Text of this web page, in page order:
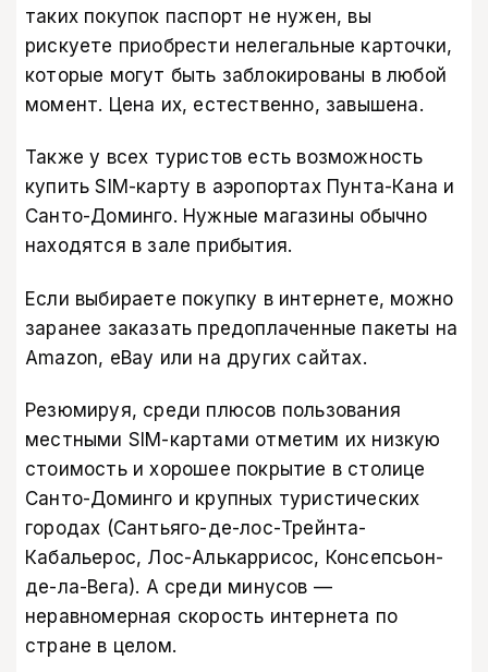
таких покупок паспорт не нужен, вы
рискуете приобрести нелегальные карточки,
которые могут быть заблокированы в любой
момент. Цена их, естественно, завышена.
Также у всех туристов есть возможность
купить SIM-карту в аэропортах Пунта-Кана и
Санто-Доминго. Нужные магазины обычно
находятся в зале прибытия.
Если выбираете покупку в интернете, можно
заранее заказать предоплаченные пакеты на
Amazon, eBay или на других сайтах.
Резюмируя, среди плюсов пользования
местными SIM-картами отметим их низкую
стоимость и хорошее покрытие в столице
Санто-Доминго и крупных туристических
городах (Сантьяго-де-лос-Трейнта-
Кабальерос, Лос-Алькаррисос, Консепсьон-
де-ла-Вега). А среди минусов —
неравномерная скорость интернета по
стране в целом.